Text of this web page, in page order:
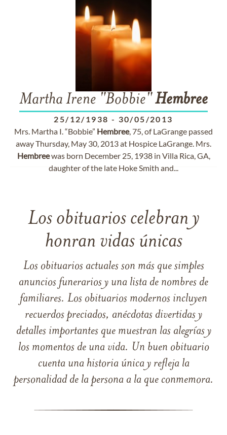
Martha Irene "Bobbie"Hembree
25/12/1938 - 30/05/2013
Mrs. Martha I. “Bobbie” Hembree, 75, of LaGrange passed
away Thursday, May 30, 2013 at Hospice LaGrange. Mrs.
Hembreewas born December 25, 1938 in Villa Rica, GA,
daughter of the late Hoke Smith and...
Los obituarios celebran y
honran vidas únicas
Los obituarios actuales son más que simples
anuncios funerarios y una lista de nombres de
familiares. Los obituarios modernos incluyen
recuerdos preciados, anécdotas divertidas y
detalles importantes que muestran las alegrías y
los momentos de una vida. Un buen obituario
cuenta una historia única y refleja la
personalidad de la persona a la que conmemora.